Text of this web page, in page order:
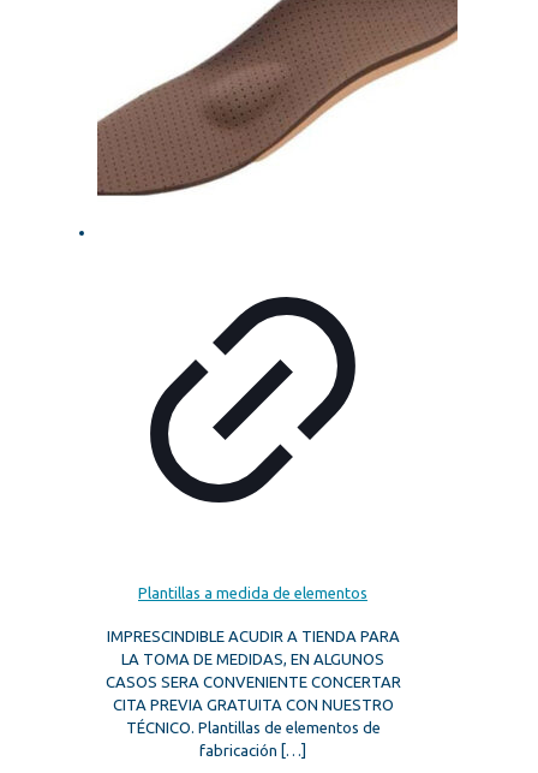
Plantillas a medida de elementos
IMPRESCINDIBLE ACUDIR A TIENDA PARA
LA TOMA DE MEDIDAS, EN ALGUNOS
CASOS SERA CONVENIENTE CONCERTAR
CITA PREVIA GRATUITA CON NUESTRO
TÉCNICO. Plantillas de elementos de
fabricación […]